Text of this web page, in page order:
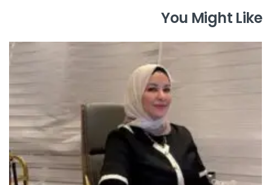
You Might Like